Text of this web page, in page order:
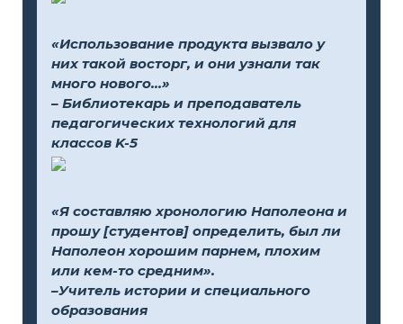
«Использование продукта вызвало у
них такой восторг, и они узнали так
много нового...»
– Библиотекарь и преподаватель
педагогических технологий для
классов K-5
«Я составляю хронологию Наполеона и
прошу [студентов] определить, был ли
Наполеон хорошим парнем, плохим
или кем-то средним».
–Учитель истории и специального
образования